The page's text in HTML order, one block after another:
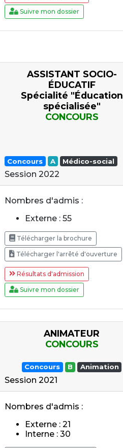
Suivre mon dossier
ASSISTANT SOCIO-
ÉDUCATIF
Spécialité "Éducation
spécialisée"
CONCOURS
Concours A Médico-social
Session 2022
Nombres d'admis :
Externe : 55
Télécharger la brochure
Télécharger l'arrêté d'ouverture
Résultats d'admission
Suivre mon dossier
ANIMATEUR
CONCOURS
Concours B Animation
Session 2021
Nombres d'admis :
Externe : 21
Interne : 30